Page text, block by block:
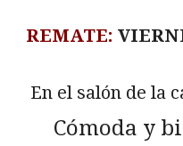
REMATE:
En el salón de la
Cómoda y